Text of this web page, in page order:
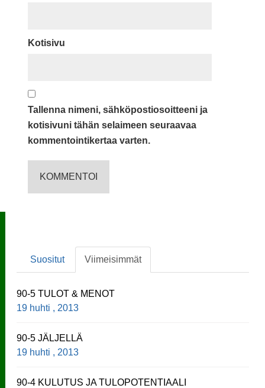
Kotisivu
Tallenna nimeni, sähköpostiosoitteeni ja
kotisivuni tähän selaimeen seuraavaa
kommentointikertaa varten.
Suositut Viimeisimmät
90-5 TULOT & MENOT
19 huhti , 2013
90-5 JÄLJELLÄ
19 huhti , 2013
90-4 KULUTUS JA TULOPOTENTIAALI